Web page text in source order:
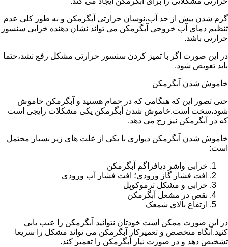
گرم شدن بیش از حد آب،نوسان حرارتی آبگرمکن و به طور کلی عدم
تنظیم دمای آب خروجی آبگرمکن می تواند نشان دهنده خرابی سنسور
حرارتی باشد.
در این صورت اگر با تمیز کردن سنسور حرارتی مشکل رفع نشد،حتما
باید تعویض شود.
خاموش شدن آبگرمکن
حتی تصور این که هنگامی که در حمام هستید و آبگرمکن خاموش
شود،سخت است.خاموش شدن آبگرمکن یکی مشکلات رایجی است
که در آبگرمکن نیز رخ می دهد.
خاموش شدن آبگرمکن دیواری با یکی از علت های زیر بسیار محتمل
است:
خرابی واشر دیافراگم آبگرمکن
افت فشار گاز ورودی؛ افت فشار آب ورودی
خرابی و مشکل ترموکوپل
نقص در مشعل آبگرمکن
ارتفاع بالای شمعک
در این صورت ممکن است خودتان نتوانید آبگرمکن را عیب یابی
کنید.آنگاه متخصص و تعمیرکار آبگرمکن می تواند مشکل را سریعا
تشخیص دهد و در صورت نیاز آبگرمکن را تعمیر کند.